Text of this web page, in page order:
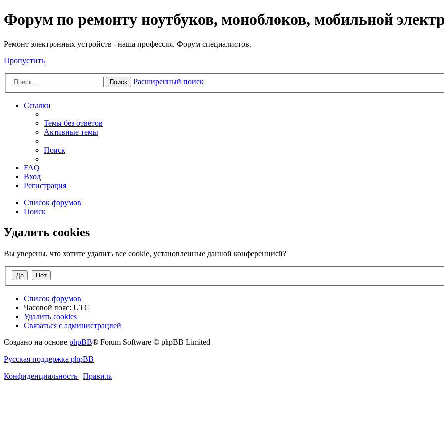
Регистрация
Форум по ремонту ноутбуков, моноблоков, мобильной
Ремонт электронных устройств - наша профессия. Форум специалистов.
Пропустить
Поиск Расширенный поиск
Ссылки
Темы без ответов
Активные темы
Поиск
FAQ
Вход
Регистрация
Список форумов
Поиск
Удалить cookies
Вы уверены, что хотите удалить все cookie, установленные данной конференцией?
Список форумов
Часовой пояс: UTC
Удалить cookies
Связаться
администрацией
Связаться с администрацией
Создано на основе phpBB® Forum Software © phpBB Limited
Русская поддержка phpBB
Конфиденциальность | Правила